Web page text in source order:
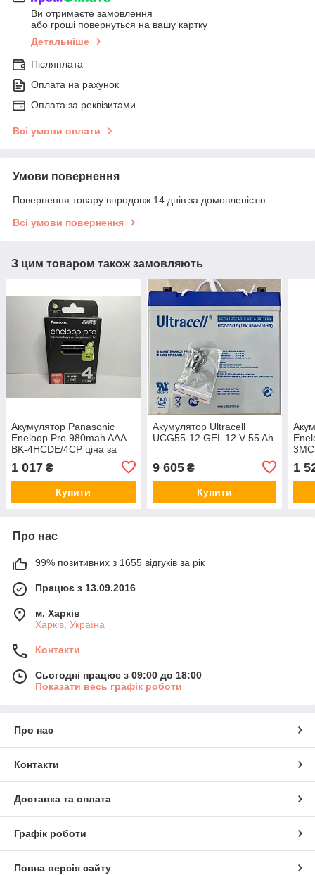
Ви отримаєте замовлення
або гроші повернуться на вашу картку
Детальніше
Післяплата
Оплата на рахунок
Оплата за реквізитами
Всі умови оплати
Умови повернення
Повернення товару впродовж 14 днів за домовленістю
Всі умови повернення
З цим товаром також замовляють
Акумулятор Panasonic
Eneloop Pro 980mah AAA
BK-4HCDE/4CP ціна за
1 017 ₴
Купити
Акумулятор Ultracell
UCG55-12 GEL 12 V 55 Ah
9 605₴
Купити
1
Про нас
99% позитивних з 1655 відгуків за рік
Працює з 13.09.2016
м. Харків
Харків, Україна
Контакти
Сьогодні працює з 09:00 до 18:00
Показати весь графік роботи
Про нас
Контакти
Доставка та оплата
Графік роботи
Повна версія сайту